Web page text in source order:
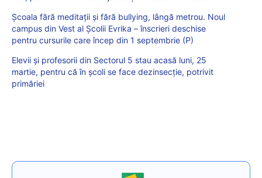
Școala fără meditații și fără bullying, lângă metrou. Noul
campus din Vest al Școlii Evrika – înscrieri deschise
pentru cursurile care încep din 1 septembrie (P)
Elevii și profesorii din Sectorul 5 stau acasă luni, 25
martie, pentru că în școli se face dezinsecție, potrivit
primăriei